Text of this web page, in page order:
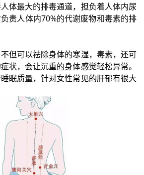
体最大的排毒通道，担负着人体内尿
责人体内70%的代谢废物和毒素的排
但可以祛除身体的寒湿，毒素，还可
状，会让沉重的身体感觉轻松异常。
眠质量，针对女性常见的肝郁有很大